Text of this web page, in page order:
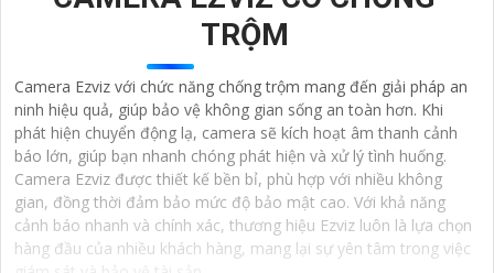
TRỘM
Camera Ezviz với chức năng chống trộm mang đến giải pháp an
ninh hiệu quả, giúp bảo vệ không gian sống an toàn hơn. Khi
phát hiện chuyển động lạ, camera sẽ kích hoạt âm thanh cảnh
báo lớn, giúp bạn nhanh chóng phát hiện và xử lý tình huống.
Camera Ezviz được thiết kế bền bỉ, phù hợp với nhiều không
gian, đồng thời đảm bảo mức độ bảo mật cao. Với khả năng
cảnh báo nhanh và chính xác, thương hiệu Ezviz luôn là lựa chọn
hàng đầu của nhiều khách hàng, mang lại sự yên tâm trong việc